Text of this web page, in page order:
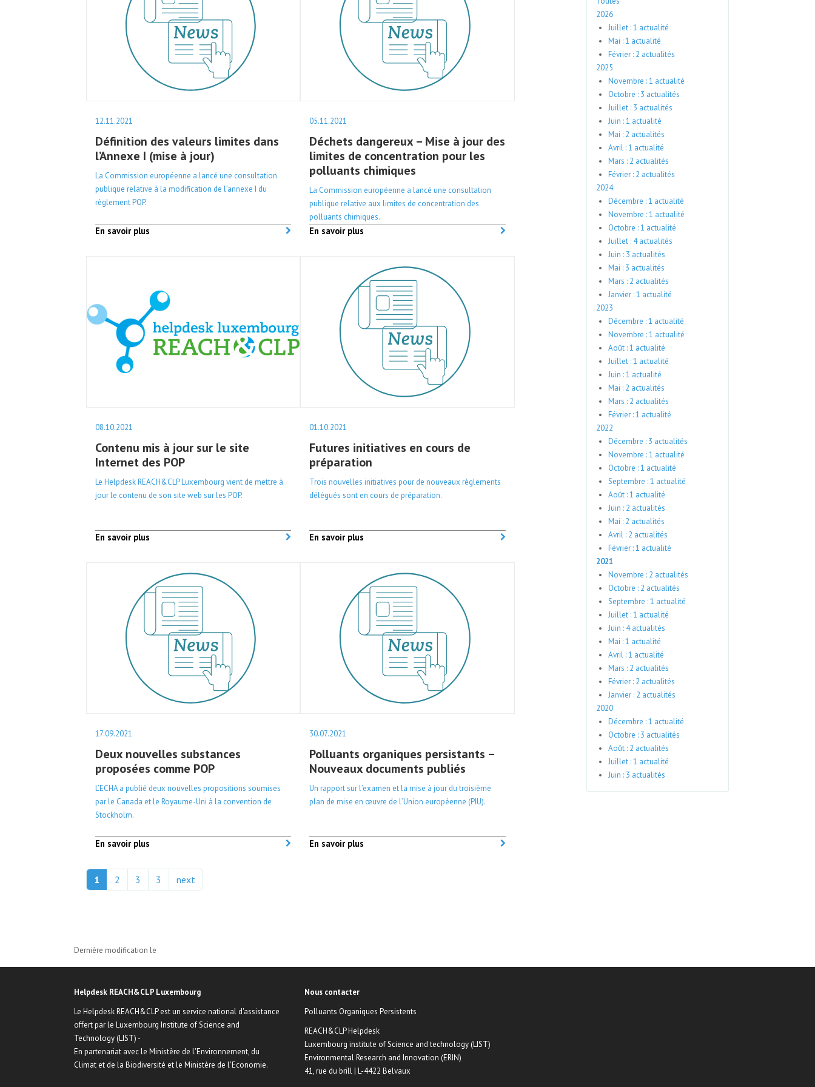
12.11.2021
Définition des valeurs limites dans
l’Annexe I (mise à jour)
La Commission européenne a lancé une consultation
publique relative à la modification de l’annexe I du
règlement POP.
En savoir plus
05.11.2021
Déchets dangereux – Mise à jour des
limites de concentration pour les
polluants chimiques
La Commission européenne a lancé une consultation
publique relative aux limites de concentration des
polluants chimiques.
En savoir plus
08.10.2021
Contenu mis à jour sur le site
Internet des POP
Le Helpdesk REACH&CLP Luxembourg vient de mettre à
jour le contenu de son site web sur les POP.
En savoir plus
01.10.2021
Futures initiatives en cours de
préparation
Trois nouvelles initiatives pour de nouveaux règlements
délégués sont en cours de préparation.
En savoir plus
17.09.2021
Deux nouvelles substances
proposées comme POP
L’ECHA a publié deux nouvelles propositions soumises
par le Canada et le Royaume-Uni à la convention de
Stockholm.
En savoir plus
30.07.2021
Polluants organiques persistants –
Nouveaux documents publiés
Un rapport sur l’examen et la mise à jour du troisième
plan de mise en œuvre de l’Union européenne (PIU).
En savoir plus
1 2 3 3 next
2026
Juillet : 1 actualité
Mai : 1 actualité
Février : 2 actualités
2025
Novembre : 1 actualité
Octobre : 3 actualités
Juillet : 3 actualités
Juin : 1 actualité
Mai : 2 actualités
Avril : 1 actualité
Mars : 2 actualités
Février : 2 actualités
2024
Décembre : 1 actualité
Novembre : 1 actualité
Octobre : 1 actualité
Juillet : 4 actualités
Juin : 3 actualités
Mai : 3 actualités
Mars : 2 actualités
Janvier : 1 actualité
2023
Décembre : 1 actualité
Novembre : 1 actualité
Août : 1 actualité
Juillet : 1 actualité
Juin : 1 actualité
Mai : 2 actualités
Mars : 2 actualités
Février : 1 actualité
2022
Décembre : 3 actualités
Novembre : 1 actualité
Octobre : 1 actualité
Septembre : 1 actualité
Août : 1 actualité
Juin : 2 actualités
Mai : 2 actualités
Avril : 2 actualités
Février : 1 actualité
2021
Novembre : 2 actualités
Octobre : 2 actualités
Septembre : 1 actualité
Juillet : 1 actualité
Juin : 4 actualités
Mai : 1 actualité
Avril : 1 actualité
Mars : 2 actualités
Février : 2 actualités
Janvier : 2 actualités
2020
Décembre : 1 actualité
Octobre : 3 actualités
Août : 2 actualités
Juillet : 1 actualité
Juin : 3 actualités
Dernière modification le
Helpdesk REACH&CLP Luxembourg
Le Helpdesk REACH&CLP est un service national d'assistance
offert par le Luxembourg Institute of Science and
Technology (LIST) -
En partenariat avec le Ministère de l'Environnement, du
Climat et de la Biodiversité et le Ministère de l'Economie.
Nous contacter
Polluants Organiques Persistents
REACH&CLP Helpdesk
Luxembourg institute of Science and technology (LIST)
Environmental Research and Innovation (ERIN)
41, rue du brill | L-4422 Belvaux